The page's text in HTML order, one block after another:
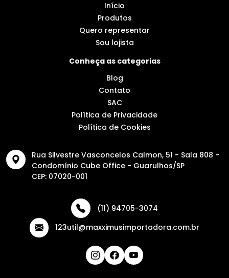
Início
Produtos
Quero representar
Sou lojista
Conheça as categorias
Blog
Contato
SAC
Política de Privacidade
Política de Cookies
Rua Silvestre Vasconcelos Calmon, 51 - Sala 808 -
Condomínio Cube Office - Guarulhos/SP
CEP: 07020-001
(11) 94705-3074
123util@maxximusimportadora.com.br